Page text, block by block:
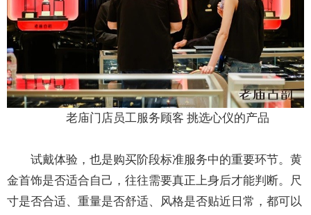
老庙门店员工服务顾客 挑选心仪的产品
试戴体验，也是购买阶段标准服务中的重要环节。黄
金首饰是否适合自己，往往需要真正上身后才能判断。尺
寸是否合适、重量是否舒适、风格是否贴近日常，都可以